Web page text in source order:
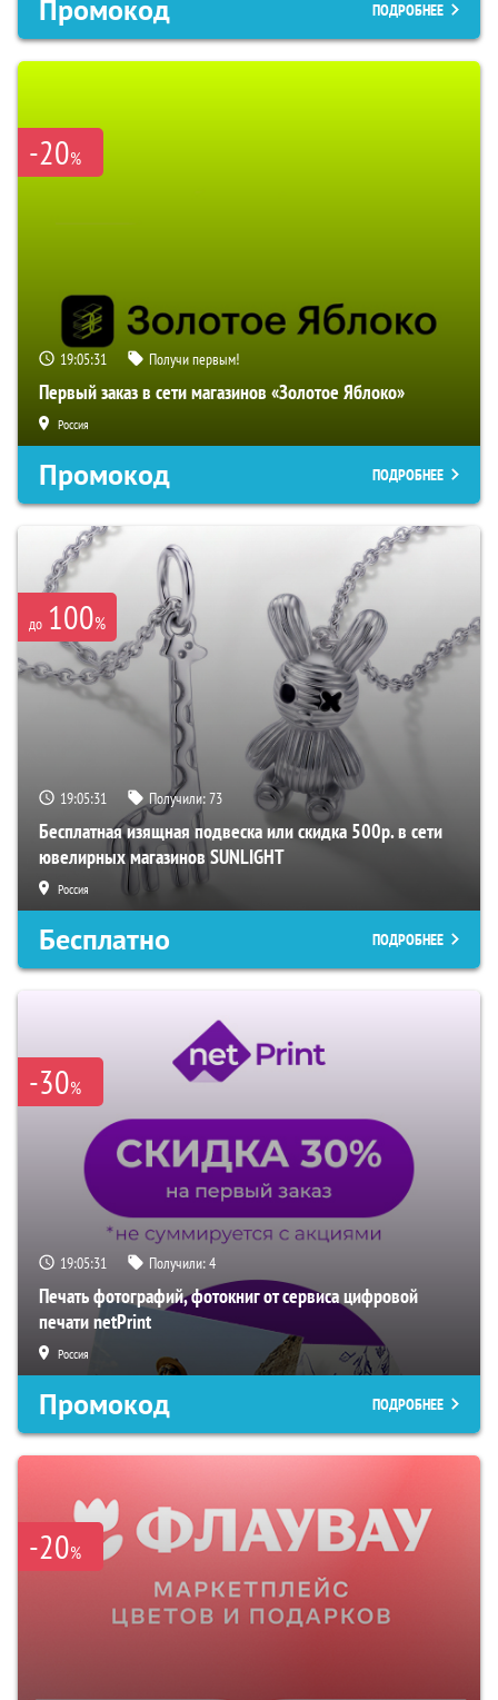
Промокод ПОДРОБНЕЕ
-20%
19:05:30 Получи первым!
Первый заказ в сети магазинов «Золотое Яблоко»
Россия
Промокод ПОДРОБНЕЕ
до 100%
19:05:30 Получили:73
Бесплатная изящная подвеска или скидка 500р. в сети
ювелирных магазинов SUNLIGHT
Россия
Бесплатно ПОДРОБНЕЕ
-30%
19:05:30 Получили:4
Печать фотографий, фотокниг от сервиса цифровой
печати netPrint
Россия
Промокод ПОДРОБНЕЕ
-20%